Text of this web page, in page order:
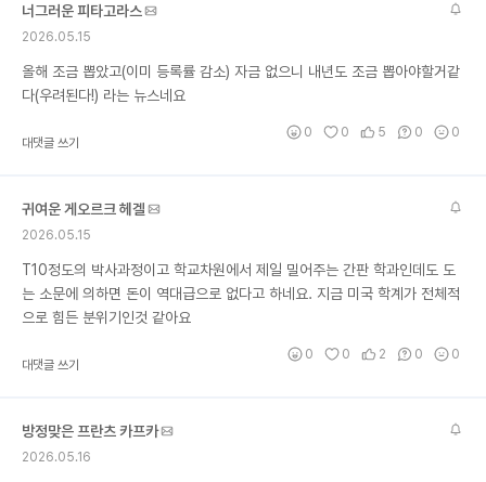
너그러운 피타고라스
2026.05.15
올해 조금 뽑았고(이미 등록률 감소) 자금 없으니 내년도 조금 뽑아야할거같
다(우려된다!) 라는 뉴스네요
대댓글 쓰기
0 0 5 0 0
귀여운 게오르크 헤겔
2026.05.15
T10정도의 박사과정이고 학교차원에서 제일 밀어주는 간판 학과인데도 도
는 소문에 의하면 돈이 역대급으로 없다고 하네요. 지금 미국 학계가 전체적
으로 힘든 분위기인것 같아요
대댓글 쓰기
0 0 2 0 0
방정맞은 프란츠 카프카
2026.05.16